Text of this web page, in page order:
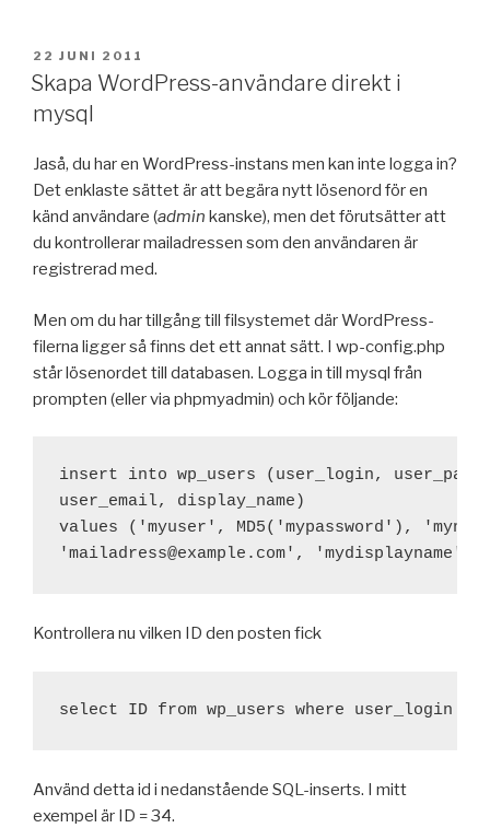
PUBLICERAT
22 JUNI 2011
Skapa WordPress-användare direkt i
mysql
Jaså, du har en WordPress-instans men kan inte logga in?
Det enklaste sättet är att begära nytt lösenord för en
känd användare (admin kanske), men det förutsätter att
du kontrollerar mailadressen som den användaren är
registrerad med.
Men om du har tillgång till filsystemet där WordPress-
filerna ligger så finns det ett annat sätt. I wp-config.php
står lösenordet till databasen. Logga in till mysql från
prompten (eller via phpmyadmin) och kör följande:
insert into wp_users (user_login,
user_email, display_name)
values ('myuser', MD5('mypassword'),
Kontrollera nu vilken ID den posten fick
Använd detta id i nedanstående SQL-inserts. I mitt
exempel är ID = 34.